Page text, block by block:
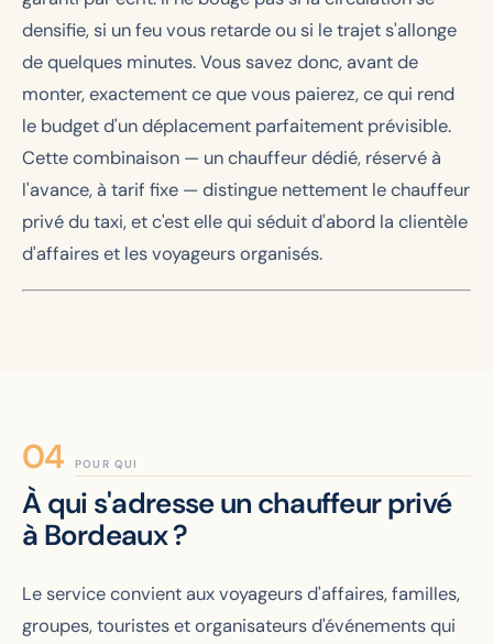
densifie, si un feu vous retarde ou si le trajet s'allonge
de quelques minutes. Vous savez donc, avant de
monter, exactement ce que vous paierez, ce qui rend
le budget d'un déplacement parfaitement prévisible.
Cette combinaison — un chauffeur dédié, réservé à
l'avance, à tarif fixe — distingue nettement le chauffeur
privé du taxi, et c'est elle qui séduit d'abord la clientèle
d'affaires et les voyageurs organisés.
POUR QUI
À qui s'adresse un chauffeur privé
à Bordeaux ?
Le service convient aux voyageurs d'affaires, familles,
groupes, touristes et organisateurs d'événements qui